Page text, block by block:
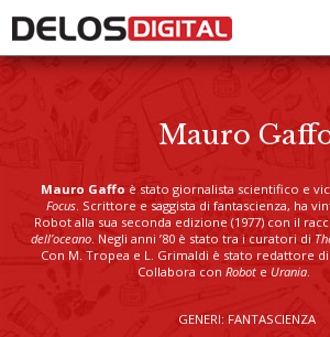
Mauro
Mauro Gaffo è stato giornalista scientifico e
Focus. Scrittore e saggista di fantascienza, ha
Robot alla sua seconda edizione (1977) con il
dell’oceano. Negli anni ’80 è stato tra i curatori di
Con M. Tropea e L. Grimaldi è stato redattore di
Collabora con Robote Urania.
GENERI: FANTASCIENZA